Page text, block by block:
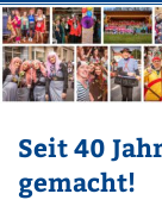
Seit 40
gemacht!